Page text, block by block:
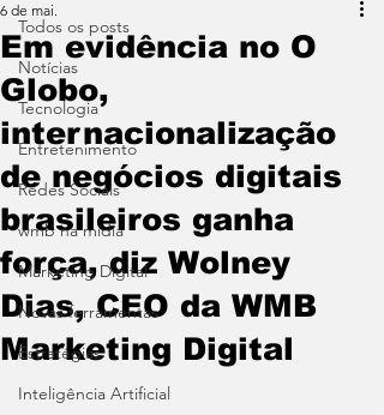
Todos os posts
Notícias
Tecnologia
Entretenimento
Redes Sociais
wmb na mídia
Marketing Digital
Novas ferramentas
Estratégias
Inteligência Artificial
Em evidência no O
Globo,
internacionalização
de negócios digitais
brasileiros ganha
força, diz Wolney
Dias, CEO da WMB
Marketing Digital
6 de mai.